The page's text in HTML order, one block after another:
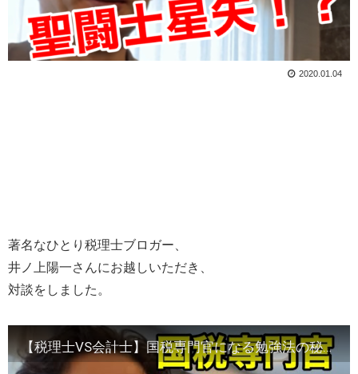
2020.01.04
著名なひとり税理士ブロガー、
井ノ上陽一さんにお越しいただき、
対談をしました。
【税理士VS会計士】国税専門官になる勉強法の秘訣は間違えノート